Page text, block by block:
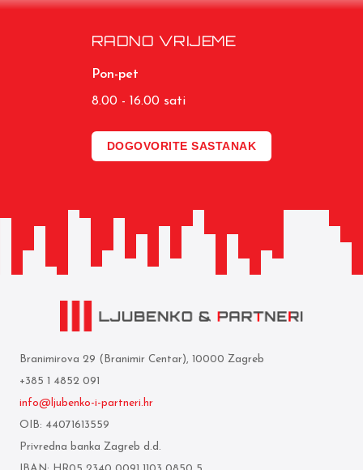
RADNO VRIJEME
Pon-pet
8.00 - 16.00 sati
DOGOVORITE SASTANAK
Branimirova 29 (Branimir Centar), 10000 Zagreb
+385 1 4852 091
info@ljubenko-i-partneri.hr
OIB: 44071613559
Privredna banka Zagreb d.d.